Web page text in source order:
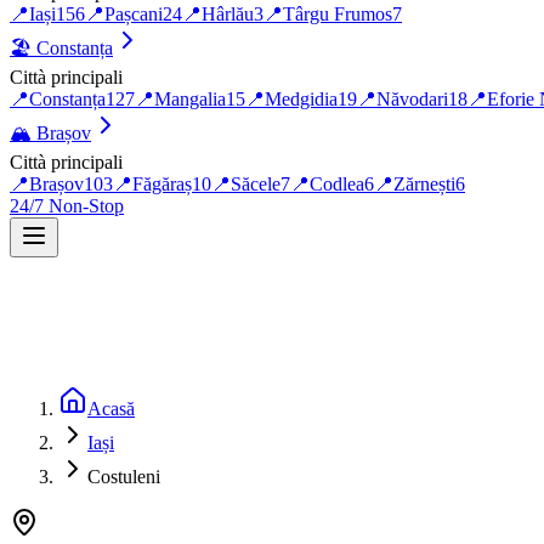
📍Iași156 📍Pașcani24 📍Hârlău3 📍Târgu Frumos7
🏖️ Constanța
Città principali
📍Constanța127 📍Mangalia15 📍Medgidia19 📍Năvodari18 📍Eforie
🏔️ Brașov
Città principali
📍Brașov103 📍Făgăraș10 📍Săcele7 📍Codlea6 📍Zărnești6
24/7 Non-Stop
Acasă
Iași
Costuleni